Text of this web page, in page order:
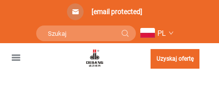
[email protected]
PL
Uzyskaj ofertę